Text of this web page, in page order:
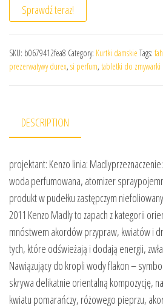
Sprawdź teraz!
SKU: b0679412fea8 Category: Kurtki damskie Tags:
prezerwatywy durex, si perfum, tabletki do zmywarki
DESCRIPTION
projektant: Kenzo linia:
woda perfumowana, atomizer
produkt w pudełku zastępczym
2011 Kenzo Madly to zapach z kategorii
mnóstwem akordów przypraw, kwiatów i
tych, które odświeżają i dodają energii,
Nawiązujący do kropli wody flakon –
skrywa delikatnie orientalną kompozycję,
kwiatu pomarańczy, różowego pieprzu,